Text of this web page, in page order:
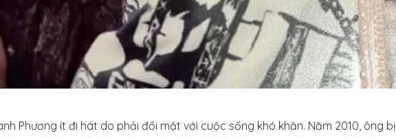
Phương ít đi hát do phải đối mặt với cuộc sống khó khăn. Năm 2010, ông bị